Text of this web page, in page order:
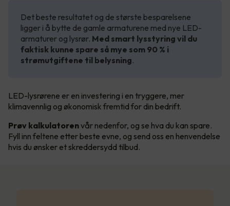
Det beste resultatet og de største besparelsene
ligger i å bytte de gamle armaturene med nye LED-
armaturer og lysrør. Med smart lysstyring vil du
faktisk kunne spare så mye som 90 % i
strømutgiftene til belysning.
LED-lysrørene er en investering i en tryggere, mer
klimavennlig og økonomisk fremtid for din bedrift.
Prøv kalkulatorenvår nedenfor, og se hva du kan spare.
Fyll inn feltene etter beste evne, og send oss en henvendelse
hvis du ønsker et skreddersydd tilbud.